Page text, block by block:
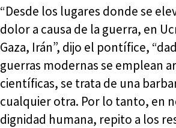
“Desde los lugares donde se
dolor a causa de la guerra, en
Gaza, Irán”, dijo el pontífice,
guerras modernas se emplean
científicas, se trata de una
cualquier otra. Por lo tanto, en
dignidad humana, repito a los